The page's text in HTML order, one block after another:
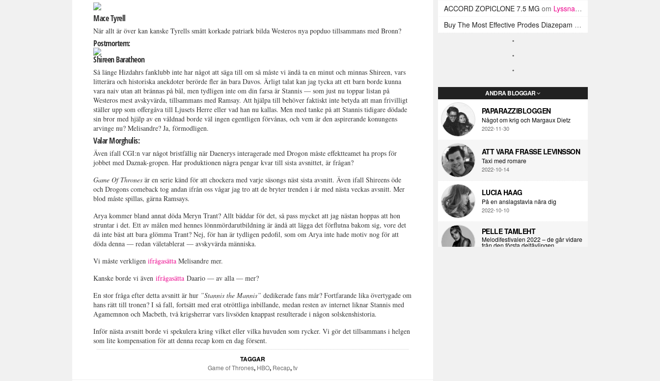
Mace Tyrell
När allt är över kan kanske Tyrells smått korkade patriark bilda Westeros nya popduo tillsammans med Bronn?
Postmortem:
Shireen Baratheon
Så länge Hizdahrs fanklubb inte har något att säga till om så måste vi ändå ta en minut och minnas Shireen, vars
litterära och historiska anekdoter berörde fler än bara Davos. Ärligt talat kan jag tycka att ett barn borde kunna
vara naiv utan att brännas på bål, men tydligen inte om din farsa är Stannis — som just nu toppar listan på
Westeros mest avskyvärda, tillsammans med Ramsay. Att hjälpa till behöver faktiskt inte betyda att man frivilligt
ställer upp som offergåva till Ljusets Herre eller vad han nu kallas. Men med tanke på att Stannis tidigare dödade
sin bror med hjälp av en våldnad borde väl ingen egentligen förvånas, och vem är den aspirerande konungens
arvinge nu? Melisandre? Ja, förmodligen.
Valar Morghulis:
Även ifall CGI:n var något bristfällig när Daenerys interagerade med Drogon måste effektteamet ha props för
jobbet med Daznak-gropen. Har produktionen några pengar kvar till sista avsnittet, är frågan?
Game Of Thrones är en serie känd för att chockera med varje säsongs näst sista avsnitt. Även ifall Shireens öde
och Drogons comeback tog andan ifrån oss vågar jag tro att de bryter trenden i år med nästa veckas avsnitt. Mer
blod måste spillas, gärna Ramsays.
Arya kommer bland annat döda Meryn Trant? Allt bäddar för det, så pass mycket att jag nästan hoppas att hon
struntar i det. Ett av målen med hennes lönnmördarutbildning är ändå att lägga det förflutna bakom sig, vore det
då inte bäst att bara glömma Trant? Nej, för han är tydligen pedofil, som om Arya inte hade motiv nog för att
döda denna — redan väletablerat — avskyvärda människa.
Vi måste verkligenifrågasätta Melisandre mer.
Kanske borde vi ävenifrågasätta Daario — av alla — mer?
En stor fråga efter detta avsnitt är hur ”Stannis the Mannis” dedikerade fans mår? Fortfarande lika övertygade om
hans rätt till tronen? I så fall, fortsätt med erat otröttliga inbillande, medan resten av internet liknar Stannis med
Agamemnon och Macbeth, två krigsherrar vars livsöden knappast resulterade i någon solskenshistoria.
Inför nästa avsnitt borde vi spekulera kring vilket eller vilka huvuden som rycker. Vi gör det tillsammans i helgen
som lite kompensation för att denna recap kom en dag försent.
TAGGAR
Game of Thrones, HBO, Recap,tv
ACCORD ZOPICLONE 7.5 MG om Lyssna: Busu formar Sveriges Blink-182 med sin nya pop-punk-rap-låt
Buy The Most Effective Prodes Diazepam Tablets In UK
ANDRA BLOGGAR
PAPARAZZIBLOGGEN
Något om krig och Margaux Dietz
2022-11-30
ATT VARA FRASSE LEVINSSON
Taxi med romare
2022-10-14
LUCIA HAAG
På en anslagstavla nära dig
2022-10-10
PELLE TAMLEHT
Melodifestivalen 2022 – de går vidare
från den första deltävlingen